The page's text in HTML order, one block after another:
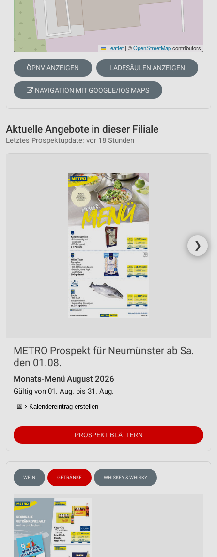
Leaflet | ©OpenStreetMapcontributors
ÖPNV ANZEIGEN LADESÄULEN ANZEIGEN
NAVIGATION MIT GOOGLE/IOS MAPS
Aktuelle Angebote in dieser Filiale
Letztes Prospektupdate: vor 18 Stunden
❯
METRO Prospekt für Neumünster ab Sa.
den 01.08.
Monats-Menü August 2026
Gültig von 01. Aug. bis 31. Aug.
📅 Kalendereintrag erstellen
PROSPEKT BLÄTTERN
WEIN GETRÄNKE WHISKEY & WHISKY